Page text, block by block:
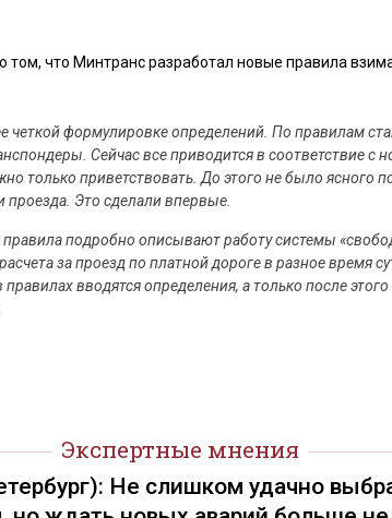
что Минтранс разработал новые правила
четкой формулировке определений. По правилам
Сейчас все приводится в соответствие
только приветствовать. До этого не было ясного
проезда. Это сделали впервые.
подробно описывают работу системы
за проезд по платной дороге в разное время
вводятся определения, а только после этого
Экспертные мнения
Не слишком удачно